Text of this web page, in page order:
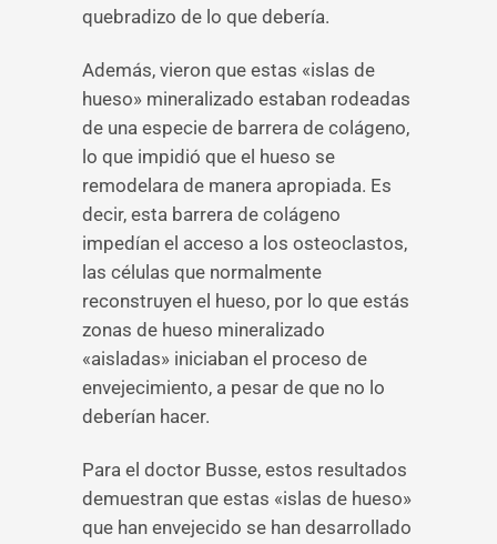
quebradizo de lo que debería.
Además, vieron que estas «islas de
hueso» mineralizado estaban rodeadas
de una especie de barrera de colágeno,
lo que impidió que el hueso se
remodelara de manera apropiada. Es
decir, esta barrera de colágeno
impedían el acceso a los osteoclastos,
las células que normalmente
reconstruyen el hueso, por lo que estás
zonas de hueso mineralizado
«aisladas» iniciaban el proceso de
envejecimiento, a pesar de que no lo
deberían hacer.
Para el doctor Busse, estos resultados
demuestran que estas «islas de hueso»
que han envejecido se han desarrollado